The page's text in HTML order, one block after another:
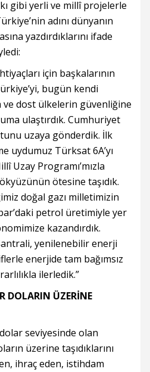
gibi yerli ve millî projelerle
adını dünyanın
yazdırdıklarını ifade
için başkalarının
bugün kendi
ve dost ülkelerin güvenliğine
ulaştırdık. Cumhuriyet
uzaya gönderdik. İlk
uydumuz Türksat 6A’yı
Uzay Programı’mızla
ötesine taşıdık.
doğal gazı milletimizin
petrol üretimiyle yer
kazandırdık.
yenilenebilir enerji
enerjide tam bağımsız
ilerledik.”
DOLARIN ÜZERİNE
seviyesinde olan
üzerine taşıdıklarını
ihraç eden, istihdam